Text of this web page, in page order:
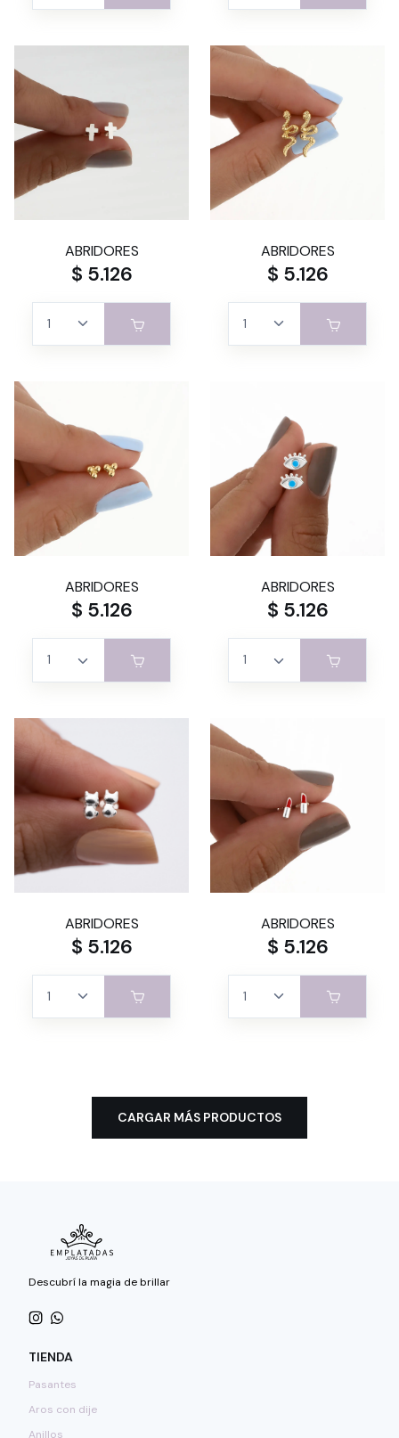
ABRIDORES
$ 5.126
ABRIDORES
$ 5.126
ABRIDORES
$ 5.126
ABRIDORES
$ 5.126
ABRIDORES
$ 5.126
ABRIDORES
$ 5.126
CARGAR MÁS PRODUCTOS
Descubrí la magia de brillar
TIENDA
Pasantes
Aros con dije
Anillos